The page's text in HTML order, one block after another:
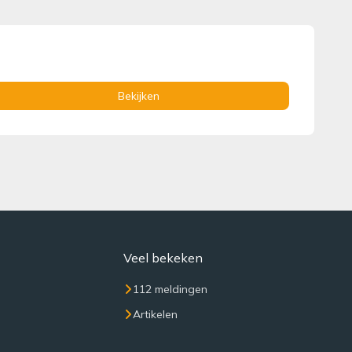
Bekijken
Veel bekeken
112 meldingen
Artikelen